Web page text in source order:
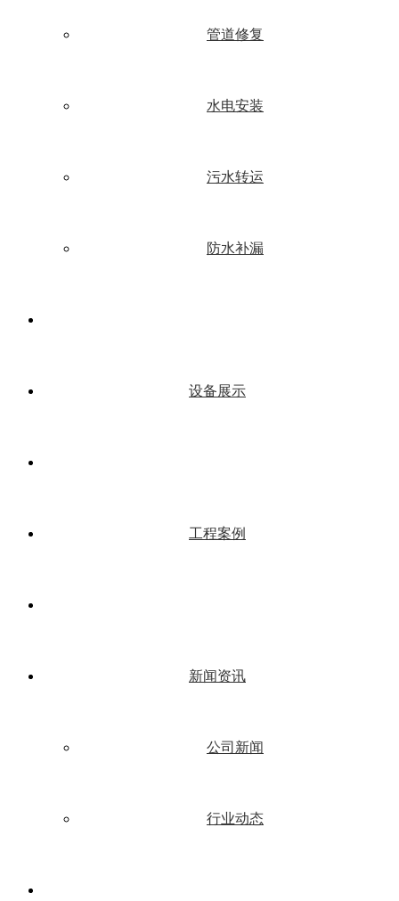
管道修复
水电安装
污水转运
防水补漏
设备展示
工程案例
新闻资讯
公司新闻
行业动态